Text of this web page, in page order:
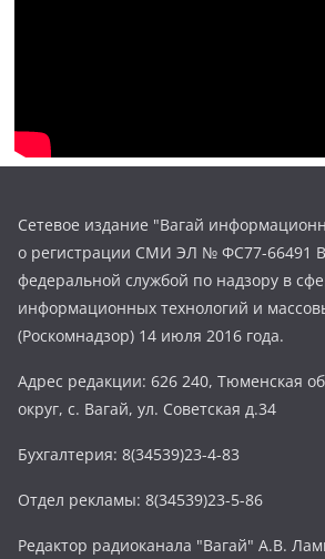
Сетевое издание "Вагай
о регистрации СМИ ЭЛ № ФС77-66491
федеральной службой по надзору в
информационных технологий и
(Роскомнадзор) 14 июля 2016 года.
Адрес редакции: 626 240, Тюменская
округ, с. Вагай, ул. Советская д.34
Бухгалтерия: 8(34539)23-4-83
Отдел рекламы: 8(34539)23-5-86
Редактор радиоканала "Вагай" А.В.